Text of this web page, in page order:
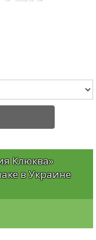
Клюква»
в Украине